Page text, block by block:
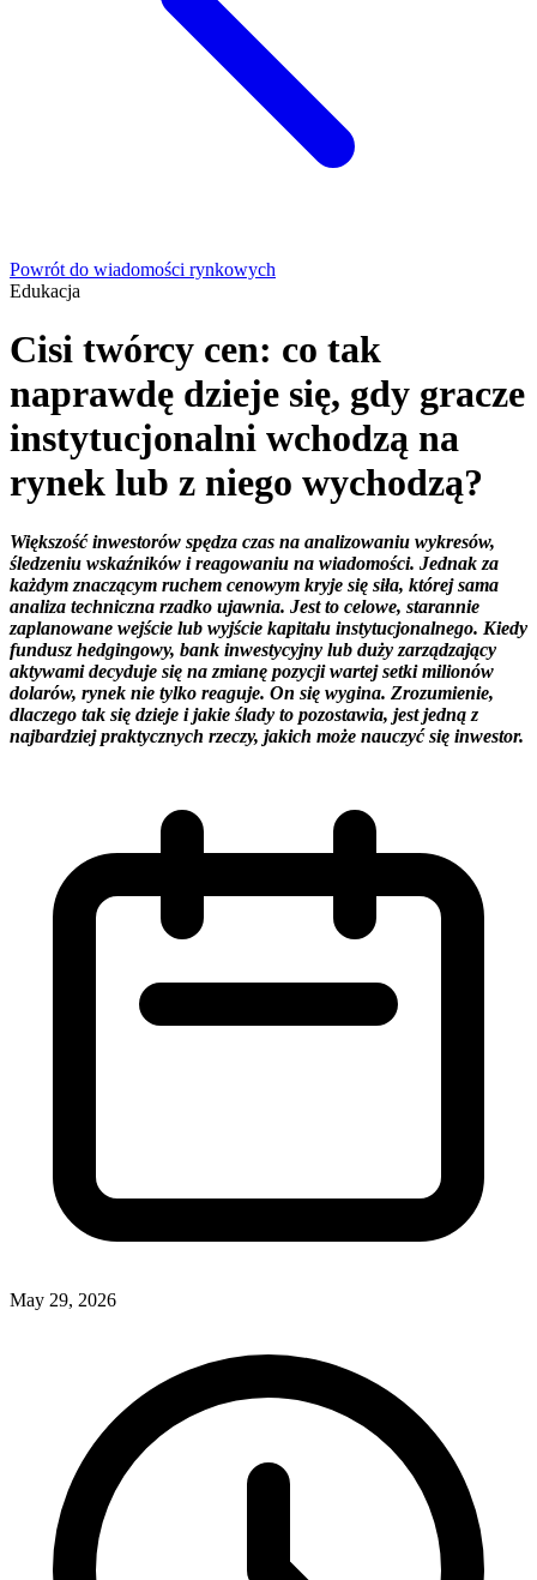
Powrót do wiadomości rynkowych
Edukacja
Cisi twórcy cen: co tak
naprawdę dzieje się, gdy gracze
instytucjonalni wchodzą na
rynek lub z niego wychodzą?
Większość inwestorów spędza czas na analizowaniu wykresów,
śledzeniu wskaźników i reagowaniu na wiadomości. Jednak za
każdym znaczącym ruchem cenowym kryje się siła, której sama
analiza techniczna rzadko ujawnia. Jest to celowe, starannie
zaplanowane wejście lub wyjście kapitału instytucjonalnego. Kiedy
fundusz hedgingowy, bank inwestycyjny lub duży zarządzający
aktywami decyduje się na zmianę pozycji wartej setki milionów
dolarów, rynek nie tylko reaguje. On się wygina. Zrozumienie,
dlaczego tak się dzieje i jakie ślady to pozostawia, jest jedną z
najbardziej praktycznych rzeczy, jakich może nauczyć się inwestor.
May 29, 2026